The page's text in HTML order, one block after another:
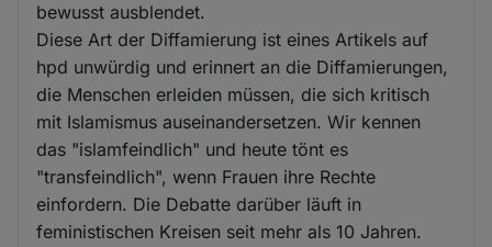
bewusst ausblendet.
Diese Art der Diffamierung ist eines Artikels auf
hpd unwürdig und erinnert an die Diffamierungen,
die Menschen erleiden müssen, die sich kritisch
mit Islamismus auseinandersetzen. Wir kennen
das "islamfeindlich" und heute tönt es
"transfeindlich", wenn Frauen ihre Rechte
einfordern. Die Debatte darüber läuft in
feministischen Kreisen seit mehr als 10 Jahren.